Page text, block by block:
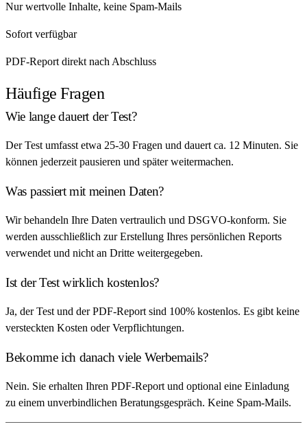
Nur wertvolle Inhalte, keine Spam-Mails
Sofort verfügbar
PDF-Report direkt nach Abschluss
Häufige Fragen
Wie lange dauert der Test?
Der Test umfasst etwa 25-30 Fragen und dauert ca. 12 Minuten. Sie
können jederzeit pausieren und später weitermachen.
Was passiert mit meinen Daten?
Wir behandeln Ihre Daten vertraulich und DSGVO-konform. Sie
werden ausschließlich zur Erstellung Ihres persönlichen Reports
verwendet und nicht an Dritte weitergegeben.
Ist der Test wirklich kostenlos?
Ja, der Test und der PDF-Report sind 100% kostenlos. Es gibt keine
versteckten Kosten oder Verpflichtungen.
Bekomme ich danach viele Werbemails?
Nein. Sie erhalten Ihren PDF-Report und optional eine Einladung
zu einem unverbindlichen Beratungsgespräch. Keine Spam-Mails.